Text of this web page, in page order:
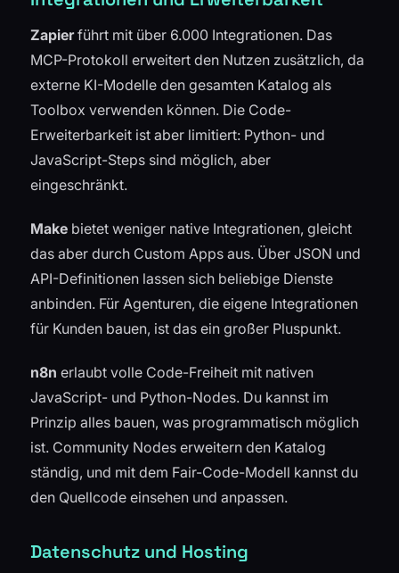
Zapierführt mit über 6.000 Integrationen. Das
MCP-Protokoll erweitert den Nutzen zusätzlich, da
externe KI-Modelle den gesamten Katalog als
Toolbox verwenden können. Die Code-
Erweiterbarkeit ist aber limitiert: Python- und
JavaScript-Steps sind möglich, aber
eingeschränkt.
Make bietet weniger native Integrationen, gleicht
das aber durch Custom Apps aus. Über JSON und
API-Definitionen lassen sich beliebige Dienste
anbinden. Für Agenturen, die eigene Integrationen
für Kunden bauen, ist das ein großer Pluspunkt.
n8n erlaubt volle Code-Freiheit mit nativen
JavaScript- und Python-Nodes. Du kannst im
Prinzip alles bauen, was programmatisch möglich
ist. Community Nodes erweitern den Katalog
ständig, und mit dem Fair-Code-Modell kannst du
den Quellcode einsehen und anpassen.
Datenschutz und Hosting